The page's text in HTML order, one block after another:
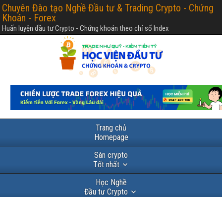
Chuyên Đào tạo Nghề Đầu tư & Trading Crypto - Chứng
Khoán - Forex
Huấn luyện đầu tư Crypto - Chứng khoán theo chỉ số Index
Trang chủ
Homepage
Sàn crypto
Tốt nhất
Học Nghề
Đầu tư Crypto